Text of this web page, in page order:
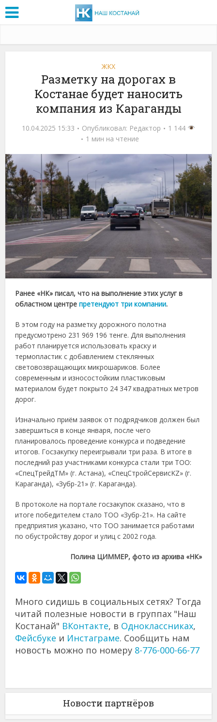
ЖКХ
Разметку на дорогах в
Костанае будет наносить
компания из Караганды
10.04.2025 15:33 Опубликовал: Редактор
1 144
1 мин на чтение
Ранее «НК» писал, что на выполнение этих услуг в
областном центрепретендуют три компании.
В этом году на разметку дорожного полотна
предусмотрено 231 969 196 тенге. Для выполнения
работ планируется использовать краску и
термопластик с добавлением стеклянных
световозвращающих микрошариков. Более
современным и износостойким пластиковым
материалом будет покрыто 24 347 квадратных метров
дорог.
Изначально приём заявок от подрядчиков должен был
завершиться в конце января, после чего
планировалось проведение конкурса и подведение
итогов. Госзакупку переигрывали три раза. В итоге в
последний раз участниками конкурса стали три ТОО:
«СпецТрейдТМ» (г. Астана), «СпецСтройСервисKZ» (г.
Караганда), «Зубр-21» (г. Караганда).
В протоколе на портале госзакупок сказано, что в
итоге победителем стало ТОО «Зубр-21». На сайте
предприятия указано, что ТОО занимается работами
по обустройству дорог и улиц с 2002 года.
Полина ЦИММЕР, фото из архива «НК»
Много сидишь в социальных сетях? Тогда
читай полезные новости в группах "Наш
Костанай" ВКонтакте, в Одноклассниках,
Фейсбуке и Инстаграме. Сообщить нам
новость можно по номеру 8-776-000-66-77
Новости партнёров